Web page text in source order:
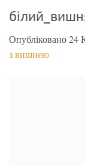
Опубліковано24
з вишнею